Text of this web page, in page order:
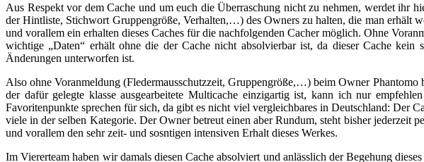
Aus Respekt vor dem Cache und um euch die Überraschung nicht zu nehmen, werdet ihr
der Hintliste, Stichwort Gruppengröße, Verhalten,…) des Owners zu halten, die man erhält
und vorallem ein erhalten dieses Caches für die nachfolgenden Cacher möglich. Ohne
wichtige „Daten“ erhält ohne die der Cache nicht absolvierbar ist, da dieser Cache
Änderungen unterworfen ist.
Also ohne Voranmeldung (Fledermausschutzzeit, Gruppengröße,…) beim Owner
der dafür gelegte klasse ausgearbeitete Multicache einzigartig ist, kann ich nur
Favoritenpunkte sprechen für sich, da gibt es nicht viel vergleichbares in Deutschland: Der
viele in der selben Kategorie. Der Owner betreut einen aber Rundum, steht bisher
und vorallem den sehr zeit- und sosntigen intensiven Erhalt dieses Werkes.
Im Viererteam haben wir damals diesen Cache absolviert und anlässlich der Begehung